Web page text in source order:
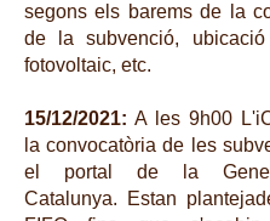
segons els barems de la
de la subvenció,
fotovoltaic, etc.
15/12/2021: A les 9h00
la convocatòria de les
el portal de la
Catalunya. Estan